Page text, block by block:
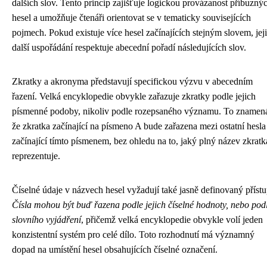
dalších slov. Tento princip zajišťuje logickou provázanost
hesel a umožňuje čtenáři orientovat se v tematicky souvisejících
pojmech. Pokud existuje více hesel začínajících stejným slovem,
další uspořádání respektuje abecední pořadí následujících slov.
Zkratky a akronyma představují specifickou výzvu v abecedním
řazení. Velká encyklopedie obvykle zařazuje zkratky podle jejich
písmenné podoby, nikoliv podle rozepsaného významu. To
že zkratka začínající na písmeno A bude zařazena mezi ostatní hesla
začínající tímto písmenem, bez ohledu na to, jaký plný název
reprezentuje.
Číselné údaje v názvech hesel vyžadují také jasně definovaný
Čísla mohou být buď řazena podle jejich číselné hodnoty, nebo
slovního vyjádření, přičemž velká encyklopedie obvykle volí jeden
konzistentní systém pro celé dílo. Toto rozhodnutí má významný
dopad na umístění hesel obsahujících číselné označení.